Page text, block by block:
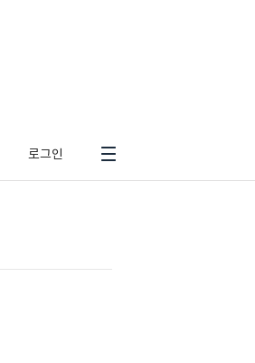
로그인